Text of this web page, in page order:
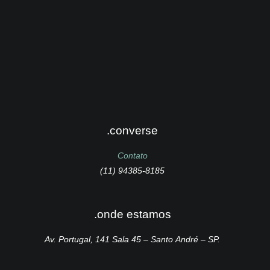
.converse
Contato
(11) 94385-8185
.onde estamos
Av. Portugal, 141 Sala 45 – Santo André – SP.